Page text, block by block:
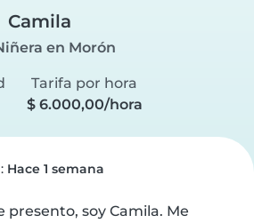
Camila
en Morón
Tarifa por hora
$ 6.000,00/hora
Hace 1 semana
presento, soy Camila. Me